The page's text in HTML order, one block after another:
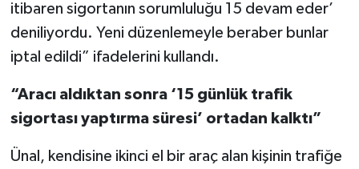
itibaren sigortanın sorumluluğu 15 devam eder’
deniliyordu. Yeni düzenlemeyle beraber bunlar
iptal edildi” ifadelerini kullandı.
“Aracı aldıktan sonra ‘15 günlük trafik
sigortası yaptırma süresi’ ortadan kalktı”
Ünal, kendisine ikinci el bir araç alan kişinin trafiğe